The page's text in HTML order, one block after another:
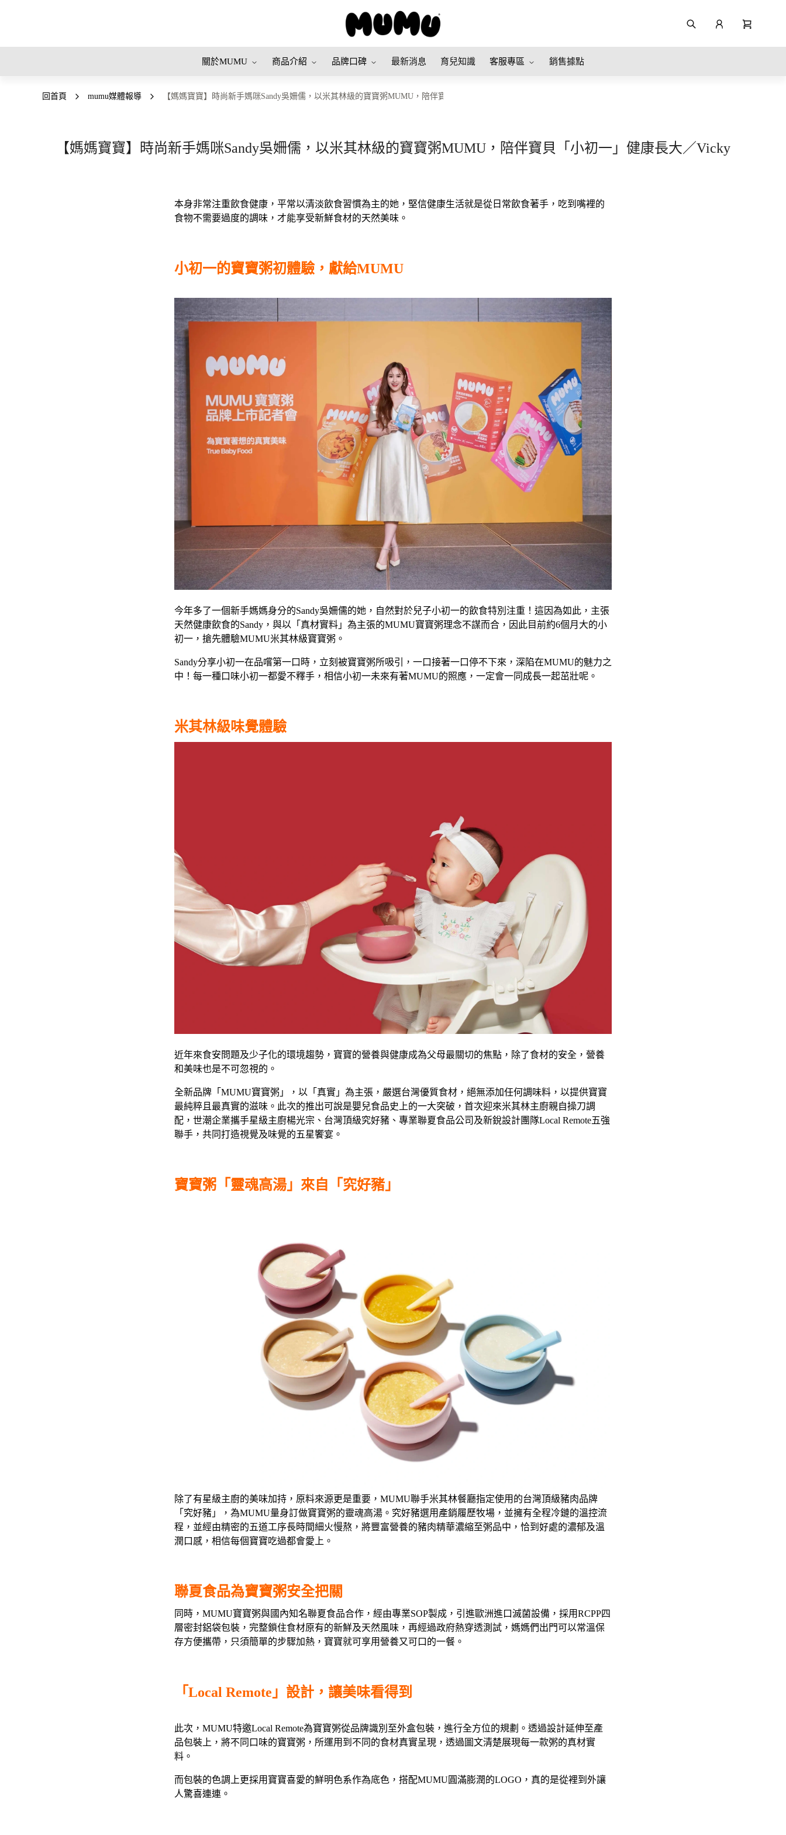
關於MUMU 商品介紹 品牌口碑 最新消息 育兒知識 客服專區 銷售據點
回首頁 mumu媒體報導 【媽媽寶寶】時尚新手媽咪Sandy吳姍儒，以米其林級的寶寶粥MUMU，陪伴寶貝「小初一」健康長大／Vicky
【媽媽寶寶】時尚新手媽咪Sandy吳姍儒，以米其林級的寶寶粥MUMU，陪伴寶貝「小初一」健康長大／Vicky
本身非常注重飲食健康，平常以清淡飲食習慣為主的她，堅信健康生活就是從日常飲食著手，吃到嘴裡的
食物不需要過度的調味，才能享受新鮮食材的天然美味。
小初一的寶寶粥初體驗，獻給MUMU
今年多了一個新手媽媽身分的Sandy吳姍儒的她，自然對於兒子小初一的飲食特別注重！這因為如此，主張
天然健康飲食的Sandy，與以「真材實料」為主張的MUMU寶寶粥理念不謀而合，因此目前約6個月大的小
初一，搶先體驗MUMU米其林級寶寶粥。
Sandy分享小初一在品嚐第一口時，立刻被寶寶粥所吸引，一口接著一口停不下來，深陷在MUMU的魅力之
中！每一種口味小初一都愛不釋手，相信小初一未來有著MUMU的照應，一定會一同成長一起茁壯呢。
米其林級味覺體驗
近年來食安問題及少子化的環境趨勢，寶寶的營養與健康成為父母最關切的焦點，除了食材的安全，營養
和美味也是不可忽視的。
全新品牌「MUMU寶寶粥」，以「真實」為主張，嚴選台灣優質食材，絕無添加任何調味料，以提供寶寶
最純粹且最真實的滋味。此次的推出可說是嬰兒食品史上的一大突破，首次迎來米其林主廚親自操刀調
配，世潮企業攜手星級主廚楊光宗、台灣頂級究好豬、專業聯夏食品公司及新銳設計團隊Local Remote五強
聯手，共同打造視覺及味覺的五星饗宴。
寶寶粥「靈魂高湯」來自「究好豬」
除了有星級主廚的美味加持，原料來源更是重要，MUMU聯手米其林餐廳指定使用的台灣頂級豬肉品牌
「究好豬」，為MUMU量身訂做寶寶粥的靈魂高湯。究好豬選用產銷履歷牧場，並擁有全程冷鏈的溫控流
程，並經由精密的五道工序長時間細火慢熬，將豐富營養的豬肉精華濃縮至粥品中，恰到好處的濃郁及溫
潤口感，相信每個寶寶吃過都會愛上。
聯夏食品為寶寶粥安全把關
同時，MUMU寶寶粥與國內知名聯夏食品合作，經由專業SOP製成，引進歐洲進口滅菌設備，採用RCPP四
層密封鋁袋包裝，完整鎖住食材原有的新鮮及天然風味，再經過政府熱穿透測試，媽媽們出門可以常溫保
存方便攜帶，只須簡單的步驟加熱，寶寶就可享用營養又可口的一餐。
「Local Remote」設計，讓美味看得到
此次，MUMU特邀Local Remote為寶寶粥從品牌識別至外盒包裝，進行全方位的規劃。透過設計延伸至產
品包裝上，將不同口味的寶寶粥，所運用到不同的食材真實呈現，透過圖文清楚展現每一款粥的真材實
料。
而包裝的色調上更採用寶寶喜愛的鮮明色系作為底色，搭配MUMU圓滿膨潤的LOGO，真的是從裡到外讓
人驚喜連連。